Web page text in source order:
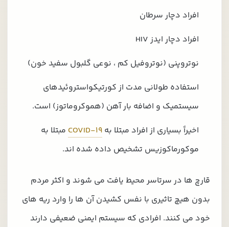
افراد دچار سرطان
افراد دچار ایدز HIV
نوتروپنی (نوتروفیل کم ، نوعی گلبول سفید خون)
استفاده طولانی مدت از کورتیکواستروئیدهای
سیستمیک و اضافه بار آهن (هموکروماتوز) است.
اخیراً بسیاری از افراد مبتلا به COVID-19 مبتلا به
موکورماکوزیس تشخیص داده شده اند.
قارچ ها در سرتاسر محیط یافت می شوند و اکثر مردم
بدون هیچ تاثیری با نفس کشیدن آن ها را وارد ریه های
خود می کنند. افرادی که سیستم ایمنی ضعیفی دارند